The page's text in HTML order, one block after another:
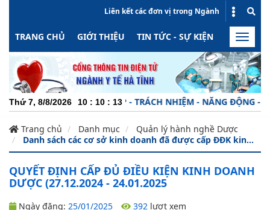
Liên kết các đơn vị trong Ngành
TRANG CHỦ GIỚI THIỆU TIN TỨC - SỰ KIỆN HOẠT
Toggle
Thứ 7, 8/8/2026 10 : 10 : 14
CHUYÊN NGHIỆP - TRÁCH NHIỆM - NĂNG ĐỘNG -
Trang chủ Danh mục
Quản lý hành nghề Dược
Danh sách các cơ sở kinh doanh đã được cấp ĐĐK kin...
QUYẾT ĐỊNH CẤP ĐỦ ĐIỀU KIỆN KINH DOANH
DƯỢC (27.12.2024 - 24.01.2025
Ngày đăng: 25/01/2025 392 lượt xem